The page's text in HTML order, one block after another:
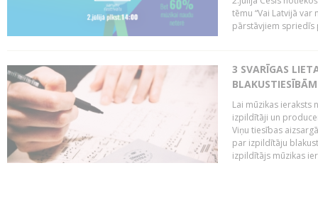
tēmu “Vai Latvijā
pārstāvjiem spriedīs
3 SVARĪGAS
BLAKUSTIESĪBĀM
Lai mūzikas ieraksts
izpildītāji un
Viņu tiesības
par izpildītāju
izpildītājs mūzikas